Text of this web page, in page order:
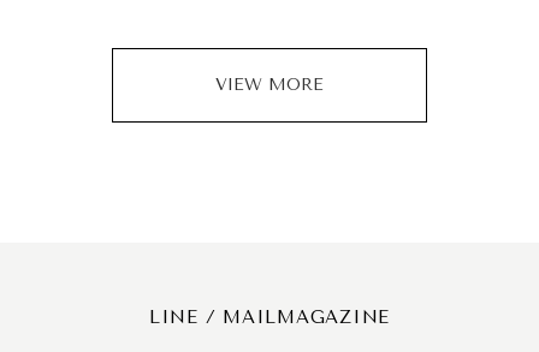
VIEW MORE
LINE / MAILMAGAZINE